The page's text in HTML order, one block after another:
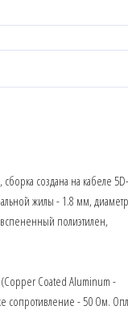
создана на кабеле
жилы - 1.8 мм, диаметр
полиэтилен,
Coated Aluminum -
- 50 Ом.